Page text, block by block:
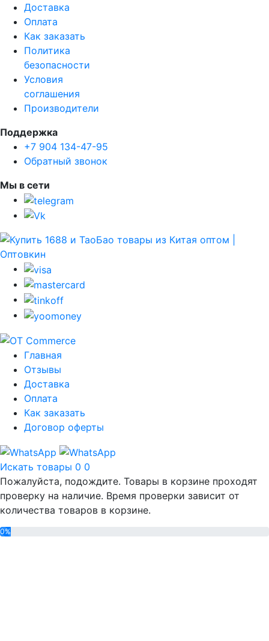
Доставка
Оплата
Как заказать
Политика
безопасности
Условия
соглашения
Производители
Поддержка
+7 904 134-47-95
Обратный звонок
Мы в сети
Главная
Отзывы
Доставка
Оплата
Как заказать
Договор оферты
Искать товары 0 0
Пожалуйста, подождите. Товары в корзине проходят
проверку на наличие. Время проверки зависит от
количества товаров в корзине.
0%